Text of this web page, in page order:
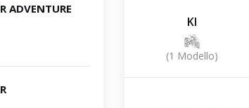
ADVENTURE
Kl
(1 Modello)